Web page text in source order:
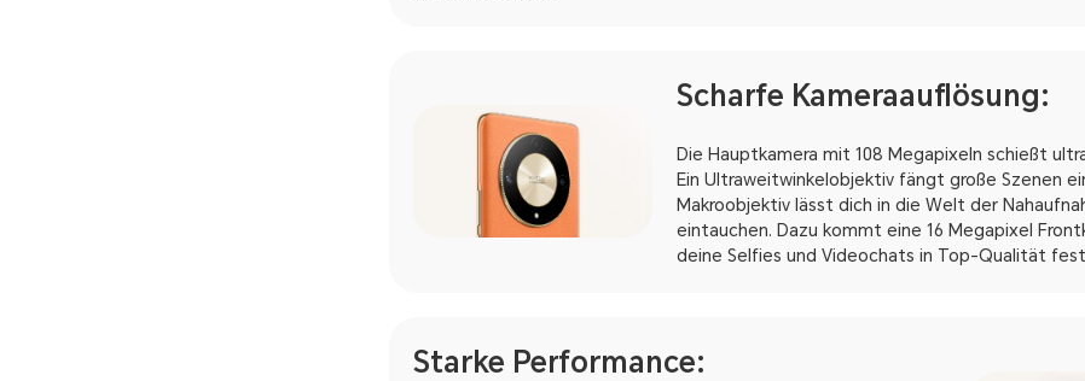
Scharfe Kameraauflösung:
Die Hauptkamera mit 108 Megapixeln schießt
Ein Ultraweitwinkelobjektiv fängt große Szenen
Makroobjektiv lässt dich in die Welt der
eintauchen. Dazu kommt eine 16 Megapixel
deine Selfies und Videochats in Top-Qualität
Starke Performance: